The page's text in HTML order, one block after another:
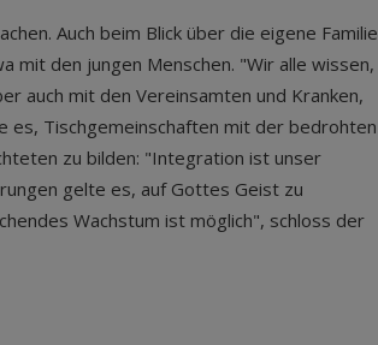
Auch beim Blick über die eigene Familie
mit den jungen Menschen. "Wir alle wissen,
auch mit den Vereinsamten und Kranken,
es, Tischgemeinschaften mit der bedrohten
zu bilden: "Integration ist unser
gelte es, auf Gottes Geist zu
Wachstum ist möglich", schloss der